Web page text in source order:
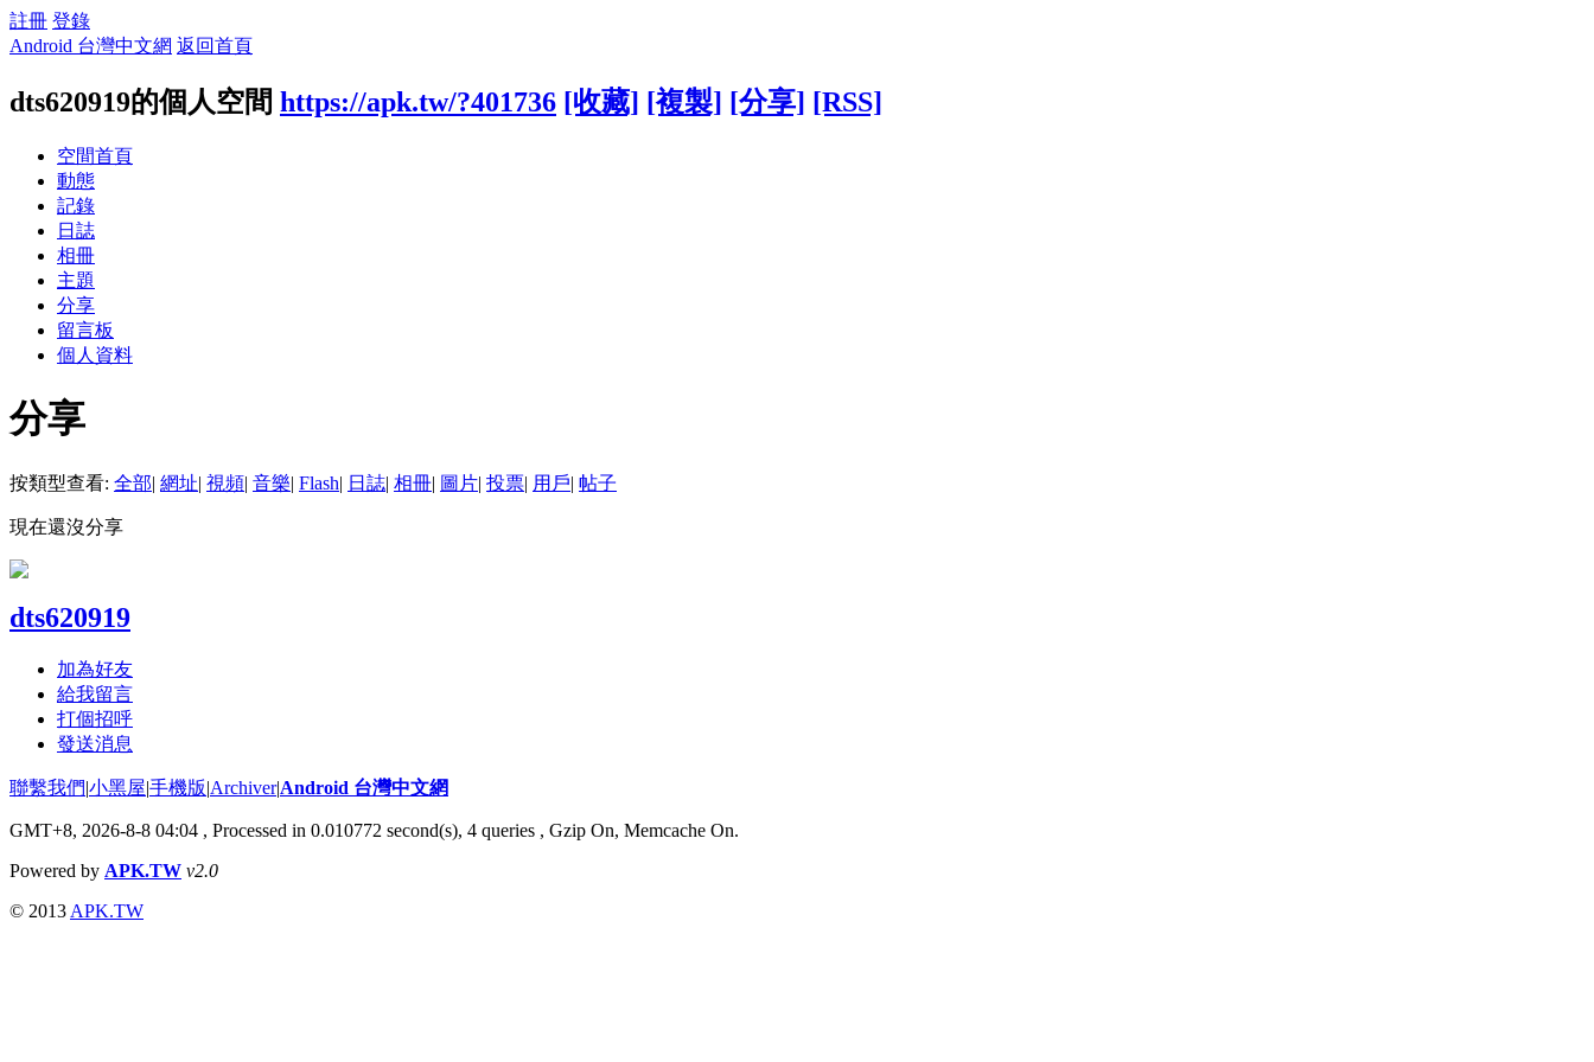
註冊 登錄
Android 台灣中文網 返回首頁
dts620919的個人空間 https://apk.tw/?401736 [收藏] [複製] [分享] [RSS]
空間首頁
動態
記錄
日誌
相冊
主題
分享
留言板
個人資料
分享
按類型查看: 全部| 網址| 視頻| 音樂| Flash| 日誌| 相冊| 圖片| 投票| 用戶| 帖子
現在還沒分享
dts620919
加為好友
給我留言
打個招呼
發送消息
聯繫我們|小黑屋|手機版|Archiver|Android 台灣中文網
GMT+8, 2026-8-8 04:04 , Processed in 0.010772 second(s), 4 queries , Gzip On, Memcache On.
Powered by APK.TW v2.0
© 2013 APK.TW